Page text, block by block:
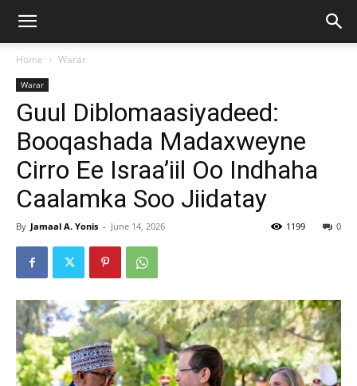
Home Warar
Warar
Guul Diblomaasiyadeed:
Booqashada Madaxweyne
Cirro Ee Israa’iil Oo Indhaha
Caalamka Soo Jiidatay
By Jamaal A. Yonis - June 14, 2026 0
1199